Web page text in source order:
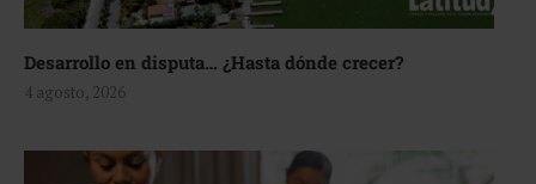
Desarrollo en disputa… ¿Hasta dónde crecer?
4 agosto, 2026